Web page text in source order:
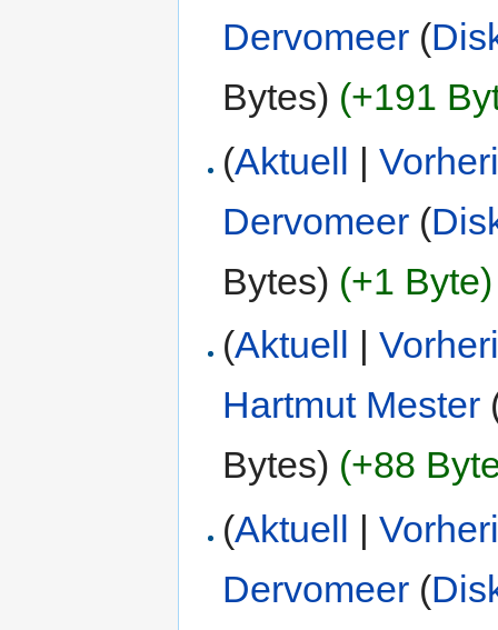
Dervomeer (
Bytes) (+191
(Aktuell |
Dervomeer (
Bytes) (+1 Byte)
(Aktuell |
Hartmut Mester
Bytes) (+88
(Aktuell |
Dervomeer (